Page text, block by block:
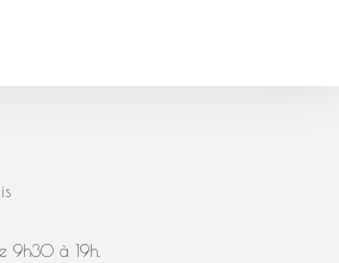
9h30 à 19h.